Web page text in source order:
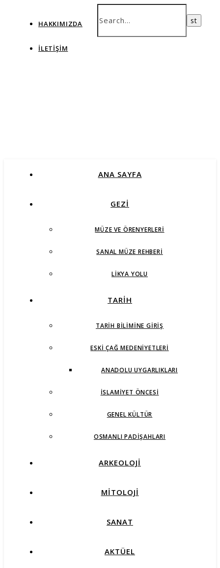
HAKKIMIZDA
İLETIŞIM
ANA SAYFA
GEZİ
MÜZE VE ÖRENYERLERI
SANAL MÜZE REHBERI
LIKYA YOLU
TARİH
TARIH BILIMINE GIRIŞ
ESKI ÇAĞ MEDENIYETLERI
ANADOLU UYGARLIKLARI
İSLAMIYET ÖNCESI
GENEL KÜLTÜR
OSMANLI PADIŞAHLARI
ARKEOLOJİ
MİTOLOJİ
SANAT
AKTÜEL